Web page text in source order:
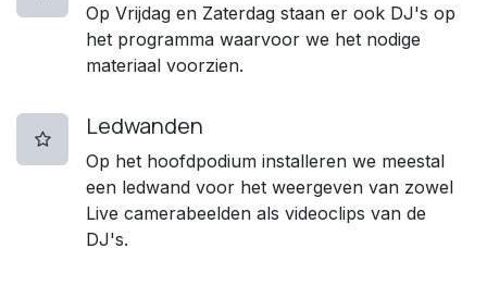
Op Vrijdag en Zaterdag staan er ook DJ's op
het programma waarvoor we het nodige
materiaal voorzien.
Ledwanden
Op het hoofdpodium installeren we meestal
een ledwand voor het weergeven van zowel
Live camerabeelden als videoclips van de
DJ's.